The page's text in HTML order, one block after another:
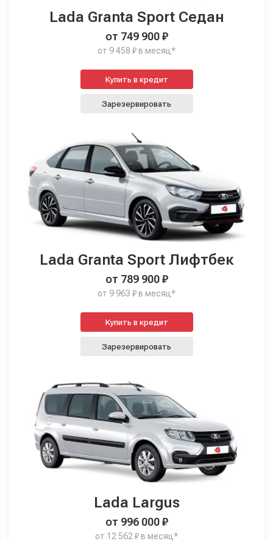
Lada Granta Sport Седан
от 749 900 ₽
от 9 458 ₽ в месяц*
Купить в кредит
Зарезервировать
Lada Granta Sport Лифтбек
от 789 900 ₽
от 9 963 ₽ в месяц*
Купить в кредит
Зарезервировать
Lada Largus
от 996 000 ₽
от 12 562 ₽ в месяц*